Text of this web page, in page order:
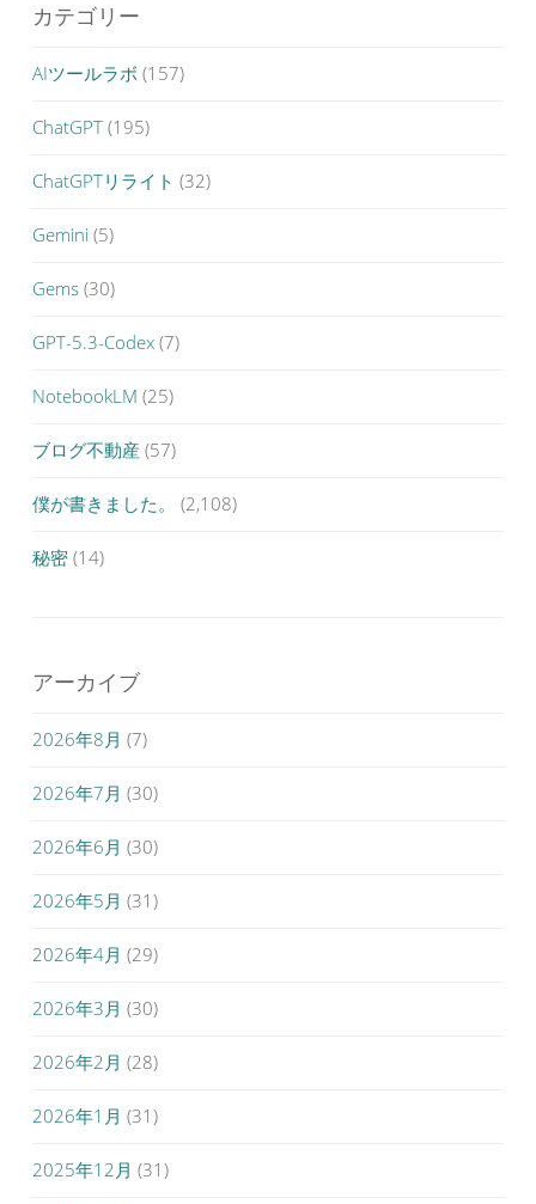
カテゴリー
AIツールラボ (157)
ChatGPT (195)
ChatGPTリライト (32)
Gemini (5)
Gems (30)
GPT-5.3-Codex (7)
NotebookLM (25)
ブログ不動産 (57)
僕が書きました。 (2,108)
秘密 (14)
アーカイブ
2026年8月 (7)
2026年7月 (30)
2026年6月 (30)
2026年5月 (31)
2026年4月 (29)
2026年3月 (30)
2026年2月 (28)
2026年1月 (31)
2025年12月 (31)